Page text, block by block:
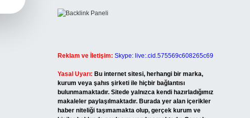
Reklam ve İletişim: Skype: live:.cid.575569c608265c69
Yasal Uyarı: Bu internet sitesi, herhangi bir marka,
kurum veya şahıs şirketi ile hiçbir bağlantısı
bulunmamaktadır. Sitede yalnızca kendi hazırladığımız
makaleler paylaşılmaktadır. Burada yer alan içerikler
haber niteliği taşımamakta olup, gerçek kurum ve